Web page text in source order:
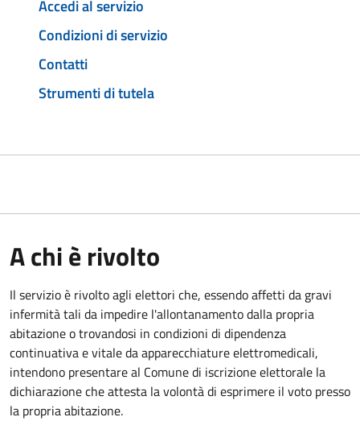
Accedi al servizio
Condizioni di servizio
Contatti
Strumenti di tutela
A chi è rivolto
Il servizio è rivolto agli elettori che, essendo affetti da gravi
infermità tali da impedire l'allontanamento dalla propria
abitazione o trovandosi in condizioni di dipendenza
continuativa e vitale da apparecchiature elettromedicali,
intendono presentare al Comune di iscrizione elettorale la
dichiarazione che attesta la volontà di esprimere il voto presso
la propria abitazione.